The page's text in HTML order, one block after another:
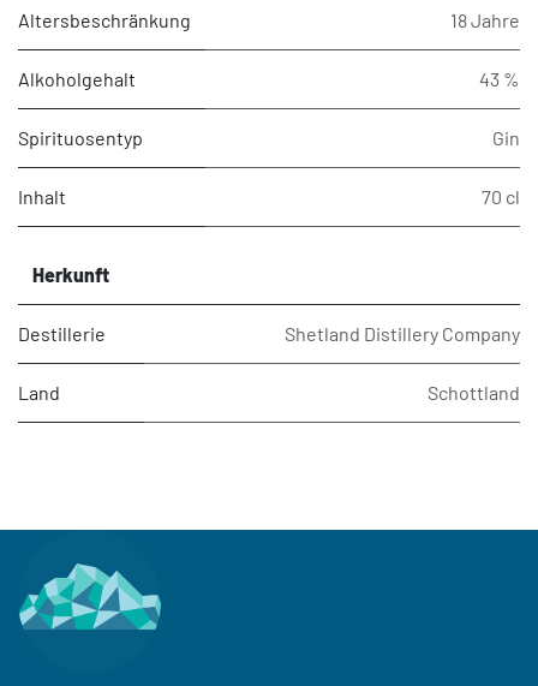
Altersbeschränkung 18 Jahre
Alkoholgehalt 43 %
Spirituosentyp Gin
Inhalt 70 cl
Herkunft
Destillerie Shetland Distillery Company
Land Schottland